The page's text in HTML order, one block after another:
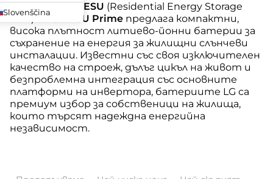
Slovenščina
СериятаLG RESU (Residential Energy Storage
Unit) иLG RESU Prime предлага компактни,
висока плътност литиево-йонни батерии за
съхранение на енергия за жилищни слънчеви
инсталации. Известни със своя изключителен
качество на строеж, дълъг цикъл на живот и
безпроблемна интеграция със основните
платформи на инвертора, батериите LG са
премиум избор за собственици на жилища,
които търсят надеждна енергийна
независимост.